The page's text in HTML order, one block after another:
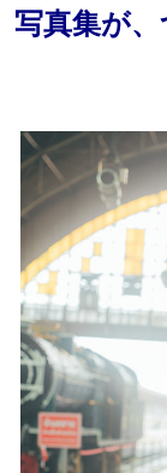
写真集が、